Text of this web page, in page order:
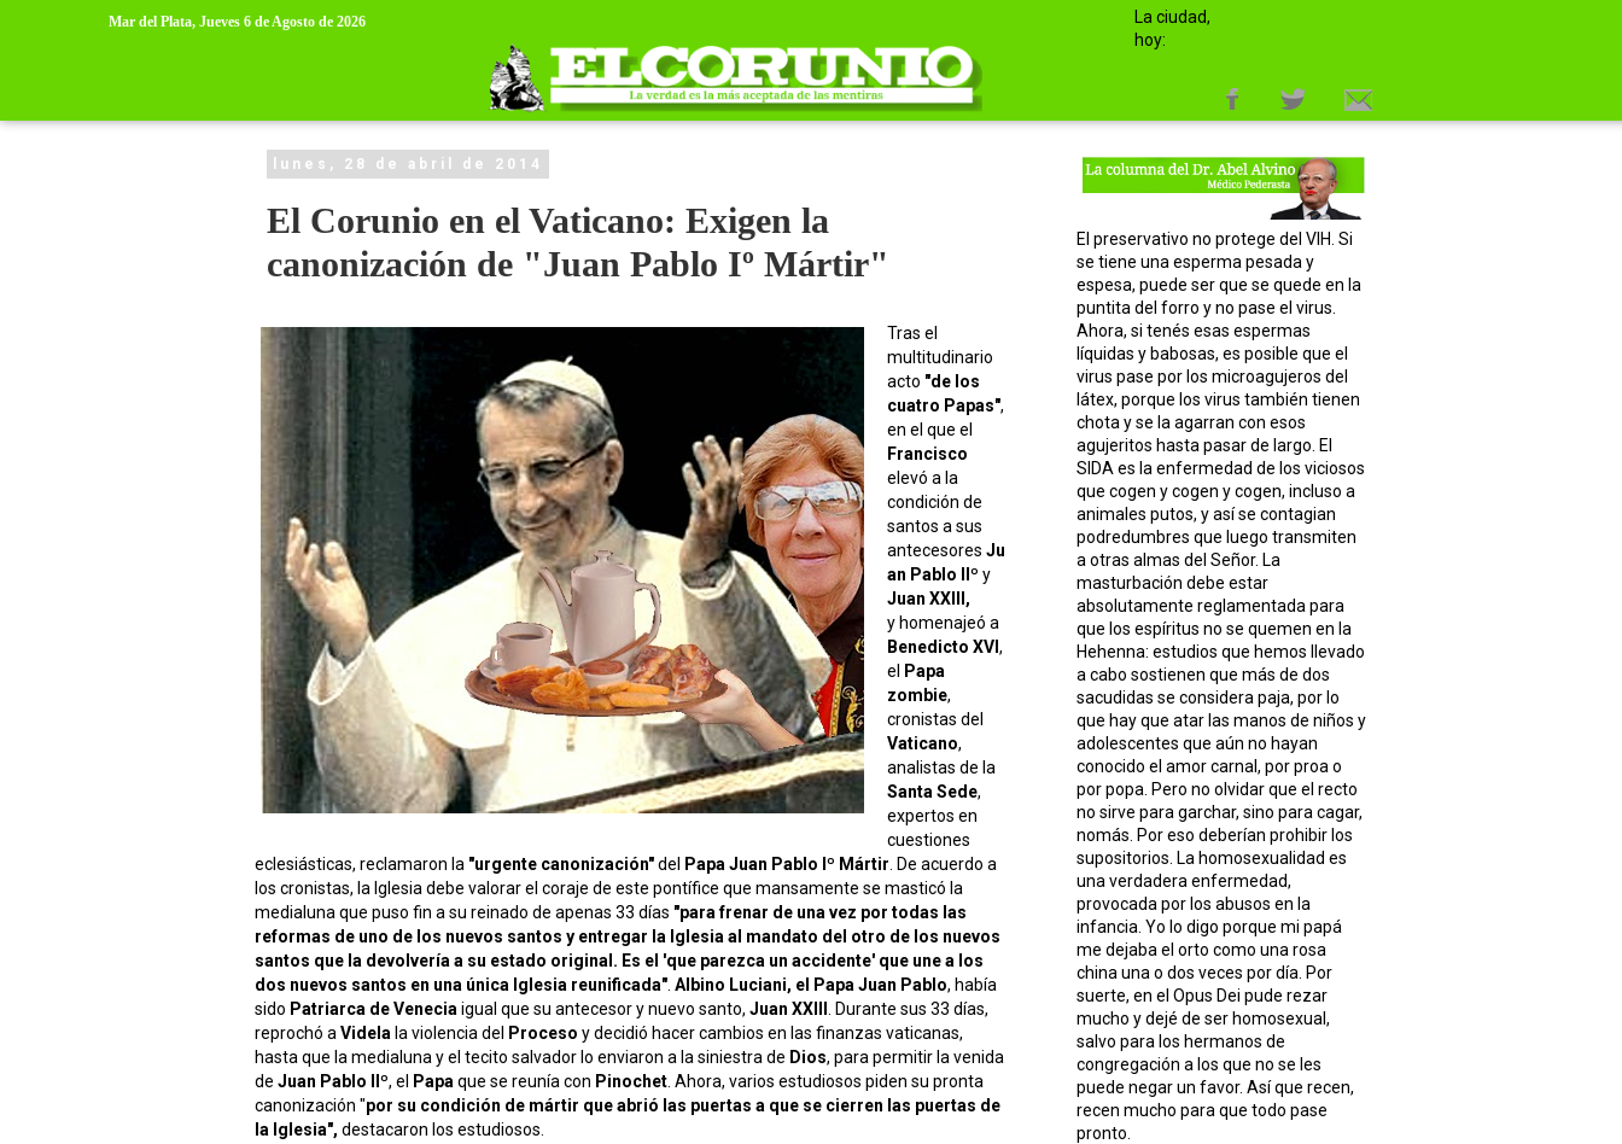
Mar del Plata, Jueves 6 de Agosto de 2026
La ciudad,
hoy:
lunes, 28 de abril de 2014
El Corunio en el Vaticano: Exigen la
canonización de "Juan Pablo Iº Mártir"
Tras el
multitudinario
acto "de los
cuatro Papas",
en el que el
Francisco
elevó a la
condición de
santos a sus
antecesores Ju
an Pablo IIº y
Juan XXIII,
y homenajeó a
Benedicto XVI ,
el
Papa
zombie,
cronistas del
Vaticano,
analistas de la
Santa Sede,
expertos en
cuestiones
eclesiásticas, reclamaron la "urgente canonización"del Papa Juan Pablo Iº Mártir . De acuerdo a
los cronistas, la Iglesia debe valorar el coraje de este pontífice que mansamente se masticó la
medialuna que puso fin a su reinado de apenas 33 días "para frenar de una vez por todas las
reformas de uno de los nuevos santos y entregar la Iglesia al mandato del otro de los nuevos
santos que la devolvería a su estado original. Es el 'que parezca un accidente' que une a los
dos nuevos santos en una única Iglesia reunificada" Albino Luciani, el Papa Juan Pablo, había
sido Patriarca de Venecia igual que su antecesor y nuevo santo, Juan XXIII
. Durante sus 33 días,
reprochó a Videla la violencia del Proceso y decidió hacer cambios en las finanzas vaticanas,
hasta que la medialuna y el tecito salvador lo enviaron a la siniestra de Dios, para permitir la venida
de Juan Pablo IIº, el Papa que se reunía con Pinochet . Ahora, varios estudiosos piden su pronta
canonización "por su condición de mártir que abrió las puertas a que se cierren las puertas de
la Iglesia", destacaron los estudiosos.
El preservativo no protege del VIH. Si
se tiene una esperma pesada y
espesa, puede ser que se quede en la
puntita del forro y no pase el virus.
Ahora, si tenés esas espermas
líquidas y babosas, es posible que el
virus pase por los microagujeros del
látex, porque los virus también tienen
chota y se la agarran con esos
agujeritos hasta pasar de largo. El
SIDA es la enfermedad de los viciosos
que cogen y cogen y cogen, incluso a
animales putos, y así se contagian
podredumbres que luego transmiten
a otras almas del Señor. La
masturbación debe estar
absolutamente reglamentada para
que los espíritus no se quemen en la
Hehenna: estudios que hemos llevado
a cabo sostienen que más de dos
sacudidas se considera paja, por lo
que hay que atar las manos de niños y
adolescentes que aún no hayan
conocido el amor carnal, por proa o
por popa. Pero no olvidar que el recto
no sirve para garchar, sino para cagar,
nomás. Por eso deberían prohibir los
supositorios. La homosexualidad es
una verdadera enfermedad,
provocada por los abusos en la
infancia. Yo lo digo porque mi papá
me dejaba el orto como una rosa
china una o dos veces por día. Por
suerte, en el Opus Dei pude rezar
mucho y dejé de ser homosexual,
salvo para los hermanos de
congregación a los que no se les
puede negar un favor. Así que recen,
recen mucho para que todo pase
pronto.